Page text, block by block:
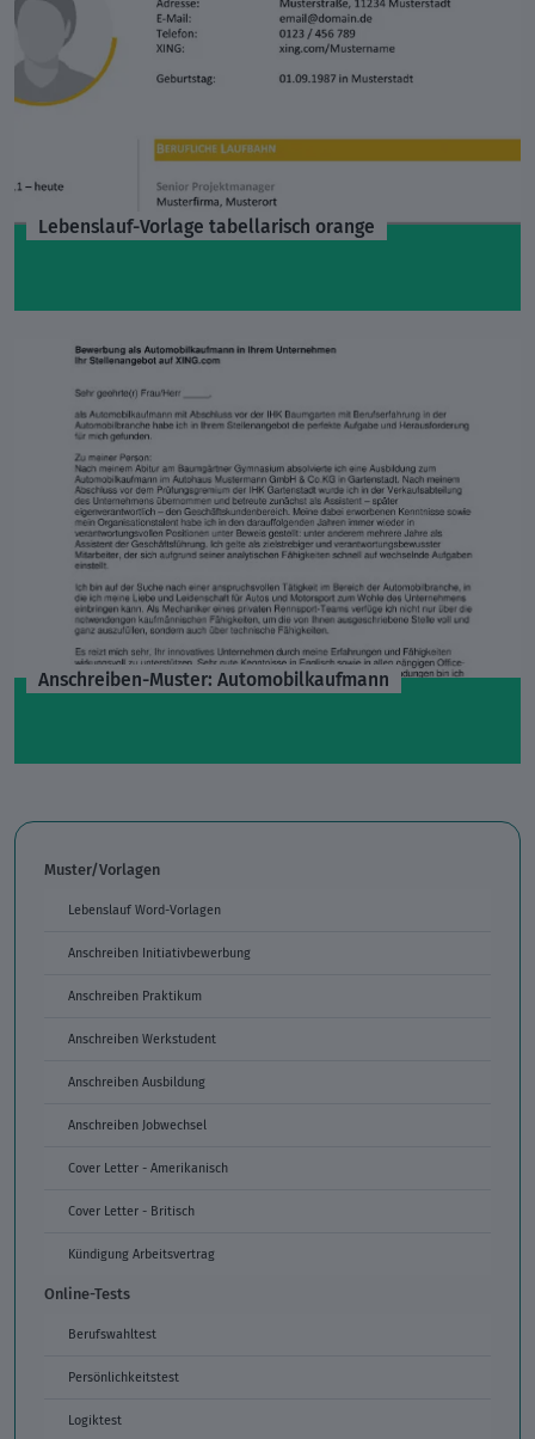
Lebenslauf-Vorlage tabellarisch orange
Anschreiben-Muster: Automobilkaufmann
Muster/Vorlagen
Lebenslauf Word-Vorlagen
Anschreiben Initiativbewerbung
Anschreiben Praktikum
Anschreiben Werkstudent
Anschreiben Ausbildung
Anschreiben Jobwechsel
Cover Letter - Amerikanisch
Cover Letter - Britisch
Kündigung Arbeitsvertrag
Online-Tests
Berufswahltest
Persönlichkeitstest
Logiktest